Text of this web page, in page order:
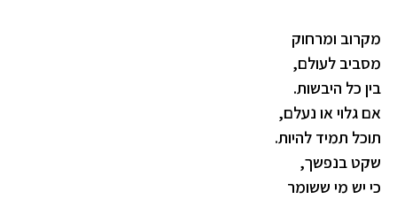
מקרוב ומרחוק
מסביב לעולם,
בין כל היבשות.
אם גלוי או נעלם,
תוכל תמיד להיות.
שקט בנפשך,
כי יש מי ששומר